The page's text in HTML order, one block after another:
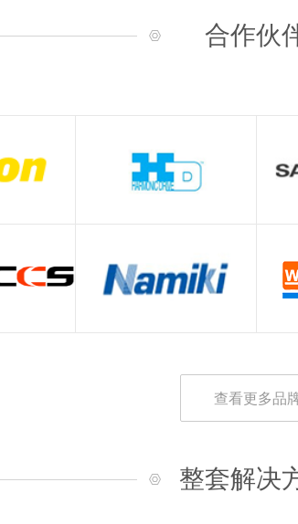
合作伙
查看更多品
整套解决